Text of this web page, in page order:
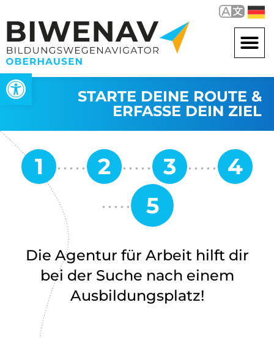
Werkzeugleiste öffnen
STARTE DEINE ROUTE &
ERFASSE DEIN ZIEL
Die Agentur für Arbeit hilft dir
bei der Suche nach einem
Ausbildungsplatz!